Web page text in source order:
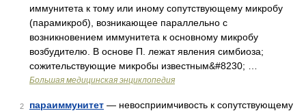
иммунитета к тому или иному сопутствующему микробу
(парамикроб), возникающее параллельно с
возникновением иммунитета к основному микробу
возбудителю. В основе П. лежат явления симбиоза;
сожительствующие микробы известным&#8230; …
Большая медицинская энциклопедия
2 параиммунитет — невосприимчивость к сопутствующему